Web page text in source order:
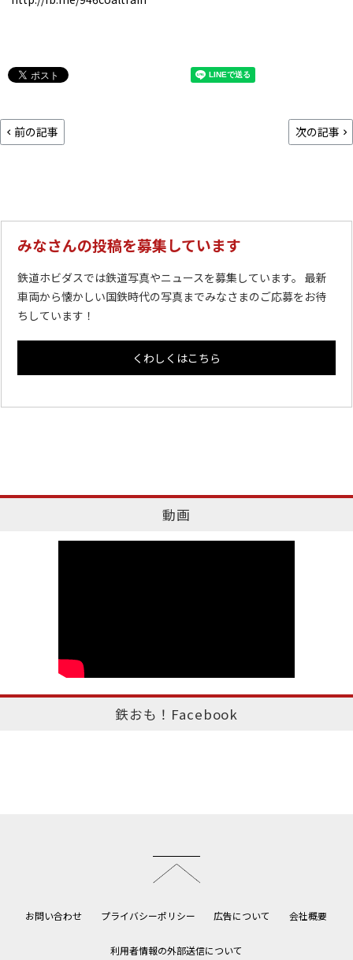
前の記事 次の記事
みなさんの投稿を募集しています
鉄道ホビダスでは鉄道写真やニュースを募集しています。 最新
車両から懐かしい国鉄時代の写真までみなさまのご応募をお待
ちしています！
くわしくはこちら
動画
鉄おも！Facebook
お問い合わせ プライバシーポリシー 広告について 会社概要
利用者情報の外部送信について